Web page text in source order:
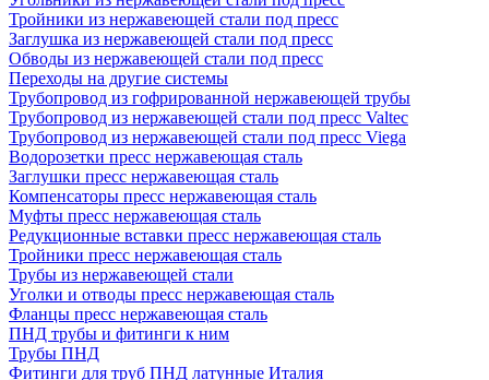
Тройники из нержавеющей стали под пресс
Заглушка из нержавеющей стали под пресс
Обводы из нержавеющей стали под пресс
Переходы на другие системы
Трубопровод из гофрированной нержавеющей трубы
Трубопровод из нержавеющей стали под пресс Valtec
Трубопровод из нержавеющей стали под пресс Viega
Водорозетки пресс нержавеющая сталь
Заглушки пресс нержавеющая сталь
Компенсаторы пресс нержавеющая сталь
Муфты пресс нержавеющая сталь
Редукционные вставки пресс нержавеющая сталь
Тройники пресс нержавеющая сталь
Трубы из нержавеющей стали
Уголки и отводы пресс нержавеющая сталь
Фланцы пресс нержавеющая сталь
ПНД трубы и фитинги к ним
Трубы ПНД
Фитинги для труб ПНД латунные Италия